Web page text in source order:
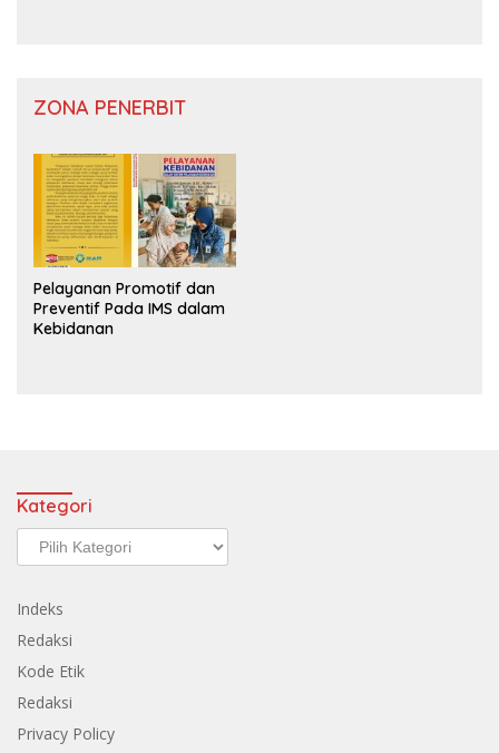
ZONA PENERBIT
Pelayanan Promotif dan
Preventif Pada IMS dalam
Kebidanan
Kategori
Kategori
Indeks
Redaksi
Kode Etik
Redaksi
Privacy Policy